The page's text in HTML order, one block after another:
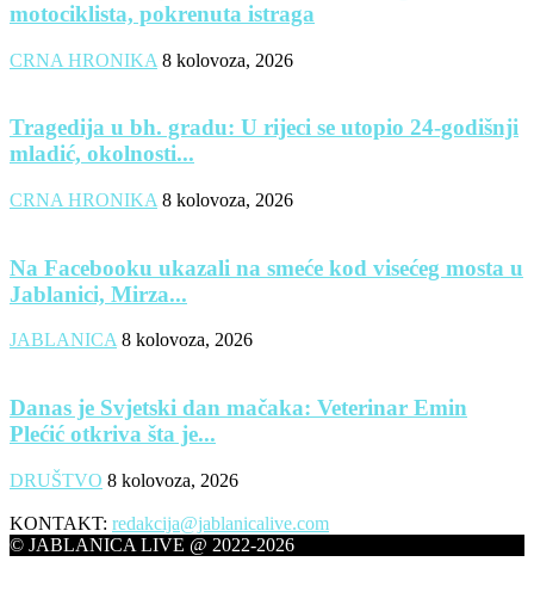
motociklista, pokrenuta istraga
CRNA HRONIKA 8 kolovoza, 2026
Tragedija u bh. gradu: U rijeci se utopio 24-godišnji
mladić, okolnosti...
CRNA HRONIKA 8 kolovoza, 2026
Na Facebooku ukazali na smeće kod visećeg mosta u
Jablanici, Mirza...
JABLANICA 8 kolovoza, 2026
Danas je Svjetski dan mačaka: Veterinar Emin
Plećić otkriva šta je...
DRUŠTVO 8 kolovoza, 2026
KONTAKT: redakcija@jablanicalive.com
© JABLANICA LIVE @ 2022-2026